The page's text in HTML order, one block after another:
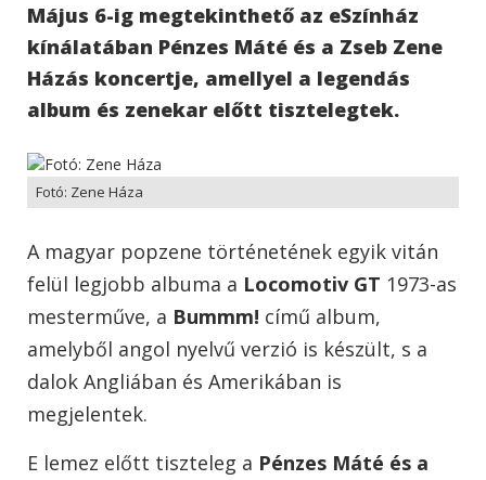
Május 6-ig megtekinthető az eSzínház
kínálatában Pénzes Máté és a Zseb Zene
Házás koncertje, amellyel a legendás
album és zenekar előtt tisztelegtek.
Fotó: Zene Háza
A magyar popzene történetének egyik vitán
felül legjobb albuma a Locomotiv GT 1973-as
mesterműve, a Bummm! című album,
amelyből angol nyelvű verzió is készült, s a
dalok Angliában és Amerikában is
megjelentek.
E lemez előtt tiszteleg a Pénzes Máté és a